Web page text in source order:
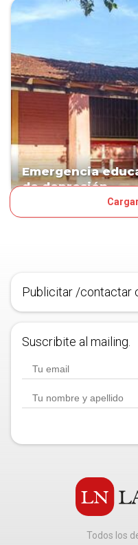
Emergencia
de depresión
Publicitar /contactar
Suscribite al mailing.
Todos los